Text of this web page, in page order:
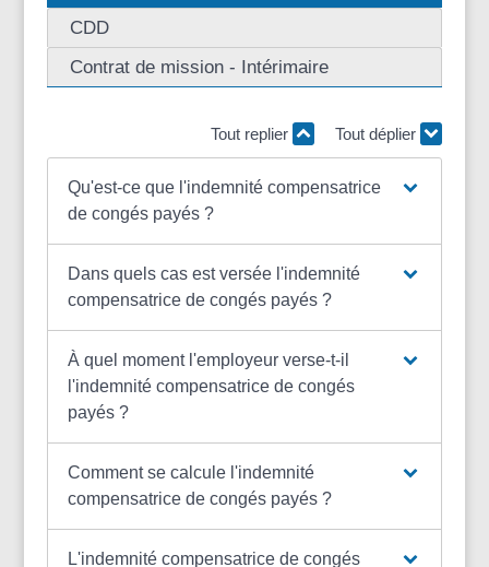
CDD
Contrat de mission - Intérimaire
Tout replier Tout déplier
Qu'est-ce que l'indemnité compensatrice
de congés payés ?
Dans quels cas est versée l'indemnité
compensatrice de congés payés ?
À quel moment l'employeur verse-t-il
l'indemnité compensatrice de congés
payés ?
Comment se calcule l'indemnité
compensatrice de congés payés ?
L'indemnité compensatrice de congés